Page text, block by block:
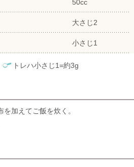
50cc
大さじ2
小さじ1
トレハ小さじ1=約3g
を加えてご飯を炊く。